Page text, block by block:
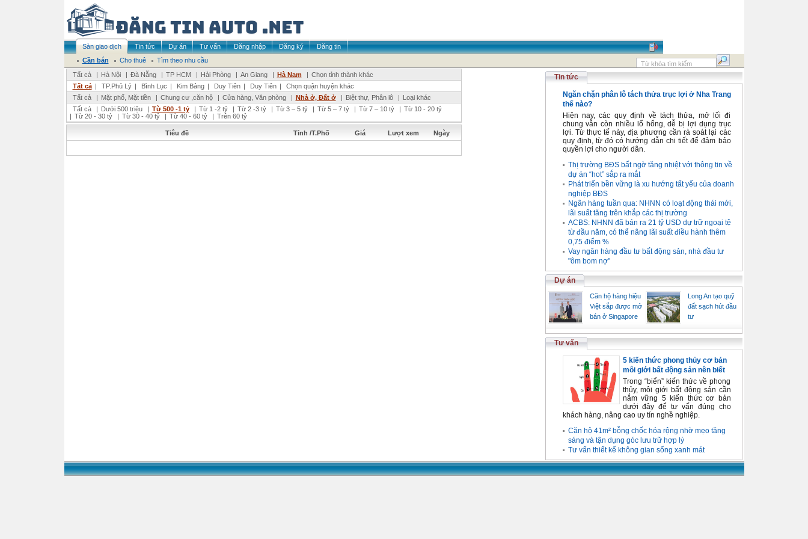
Sàn giao dịch Tin tức Dự án Tư vấn Đăng nhập Đăng ký
Đăng tin
Cần bán
Cho thuê
Tìm theo nhu cầu
Tất cả
| Hà Nội | Đà Nẵng | TP HCM | Hải Phòng | An Giang | Hà Nam | Chọn tỉnh thành khác
Tất cả | TP.Phủ Lý | Bình Lục | Kim Bảng | Duy Tiên | Duy Tiên |
Chọn quận huyện khác
Tất cả
| Mặt phố, Mặt tiền | Chung cư ,căn hộ | Cửa hàng, Văn phòng | Nhà ở, Đất ở | Biệt thự, Phân lô | Loại khác
Tất cả
| Dưới 500 triệu | Từ 500 -1 tỷ | Từ 1 -2 tỷ | Từ 2 -3 tỷ | Từ 3 – 5 tỷ | Từ 5 – 7 tỷ | Từ 7 – 10 tỷ | Từ 10 - 20 tỷ
| Từ 20 - 30 tỷ | Từ 30 - 40 tỷ | Từ 40 - 60 tỷ | Trên 60 tỷ
Tiêu đề Tỉnh /T.Phố Giá Lượt xem Ngày
Tin tức
Ngăn chặn phân lô tách thửa trục lợi ở Nha Trang
thế nào?
Hiện nay, các quy định về tách thửa, mở lối đi
chung vẫn còn nhiều lổ hổng, dễ bị lợi dụng trục
lợi. Từ thực tế này, địa phương cần rà soát lại các
quy định, từ đó có hướng dẫn chi tiết để đảm bảo
quyền lợi cho người dân.
Thị trường BĐS bất ngờ tăng nhiệt với thông tin về
dự án “hot” sắp ra mắt
Phát triển bền vững là xu hướng tất yếu của doanh
nghiệp BĐS
Ngân hàng tuần qua: NHNN có loạt động thái mới,
lãi suất tăng trên khắp các thị trường
ACBS: NHNN đã bán ra 21 tỷ USD dự trữ ngoại tệ
từ đầu năm, có thể nâng lãi suất điều hành thêm
0,75 điểm %
Vay ngân hàng đầu tư bất động sản, nhà đầu tư
"ôm bom nợ"
Dự án
Căn hộ hàng hiệu
Việt sắp được mở
bán ở Singapore
Long An tạo quỹ
đất sạch hút đầu
tư
Tư vấn
5 kiến thức phong thủy cơ bản
môi giới bất động sản nên biết
Trong “biển” kiến thức về phong
thủy, môi giới bất động sản cần
nắm vững 5 kiến thức cơ bản
dưới đây để tư vấn đúng cho
khách hàng, nâng cao uy tín nghề nghiệp.
Căn hộ 41m² bỗng chốc hóa rộng nhờ mẹo tăng
sáng và tận dụng góc lưu trữ hợp lý
Tư vấn thiết kế không gian sống xanh mát